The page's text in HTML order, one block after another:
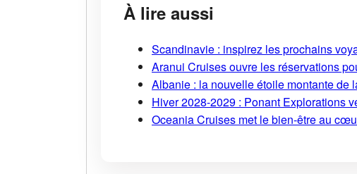
À lire aussi
Scandinavie : inspirez les prochains
Aranui Cruises ouvre les réservations
Albanie : la nouvelle étoile montante de
Hiver 2028-2029 : Ponant Explorations
Oceania Cruises met le bien-être au